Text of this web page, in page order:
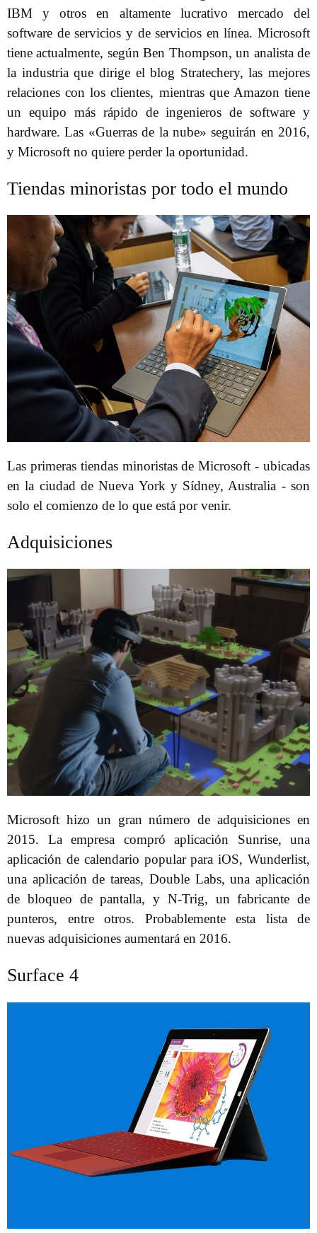
IBM y otros en altamente lucrativo mercado del
software de servicios y de servicios en línea. Microsoft
tiene actualmente, según Ben Thompson, un analista de
la industria que dirige el blog Stratechery, las mejores
relaciones con los clientes, mientras que Amazon tiene
un equipo más rápido de ingenieros de software y
hardware. Las «Guerras de la nube» seguirán en 2016,
y Microsoft no quiere perder la oportunidad.
Tiendas minoristas por todo el mundo
Las primeras tiendas minoristas de Microsoft - ubicadas
en la ciudad de Nueva York y Sídney, Australia - son
solo el comienzo de lo que está por venir.
Adquisiciones
Microsoft hizo un gran número de adquisiciones en
2015. La empresa compró aplicación Sunrise, una
aplicación de calendario popular para iOS, Wunderlist,
una aplicación de tareas, Double Labs, una aplicación
de bloqueo de pantalla, y N-Trig, un fabricante de
punteros, entre otros. Probablemente esta lista de
nuevas adquisiciones aumentará en 2016.
Surface 4